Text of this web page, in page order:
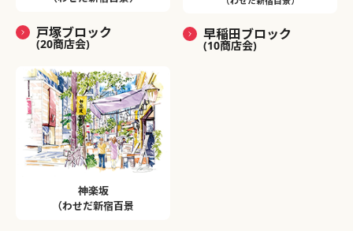
戸塚ブロック
(20商店会)
早稲田ブロック
(10商店会)
神楽坂
（わせだ新宿百景